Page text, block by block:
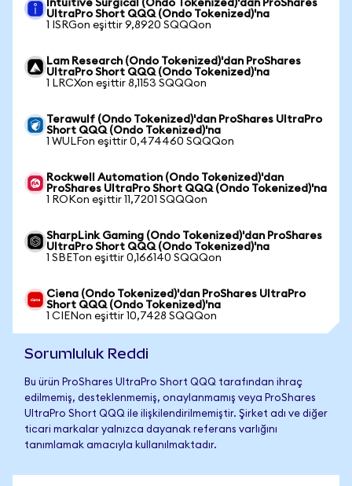
Intuitive Surgical (Ondo Tokenized)'dan ProShares
UltraPro Short QQQ (Ondo Tokenized)'na
1 ISRGon eşittir 9,8920 SQQQon
Lam Research (Ondo Tokenized)'dan ProShares
UltraPro Short QQQ (Ondo Tokenized)'na
1 LRCXon eşittir 8,1153 SQQQon
Terawulf (Ondo Tokenized)'dan ProShares UltraPro
Short QQQ (Ondo Tokenized)'na
1 WULFon eşittir 0,474460 SQQQon
Rockwell Automation (Ondo Tokenized)'dan
ProShares UltraPro Short QQQ (Ondo Tokenized)'na
1 ROKon eşittir 11,7201 SQQQon
SharpLink Gaming (Ondo Tokenized)'dan ProShares
UltraPro Short QQQ (Ondo Tokenized)'na
1 SBETon eşittir 0,166140 SQQQon
Ciena (Ondo Tokenized)'dan ProShares UltraPro
Short QQQ (Ondo Tokenized)'na
1 CIENon eşittir 10,7428 SQQQon
Sorumluluk Reddi
Bu ürün ProShares UltraPro Short QQQ tarafından ihraç
edilmemiş, desteklenmemiş, onaylanmamış veya ProShares
UltraPro Short QQQ ile ilişkilendirilmemiştir. Şirket adı ve diğer
ticari markalar yalnızca dayanak referans varlığını
tanımlamak amacıyla kullanılmaktadır.